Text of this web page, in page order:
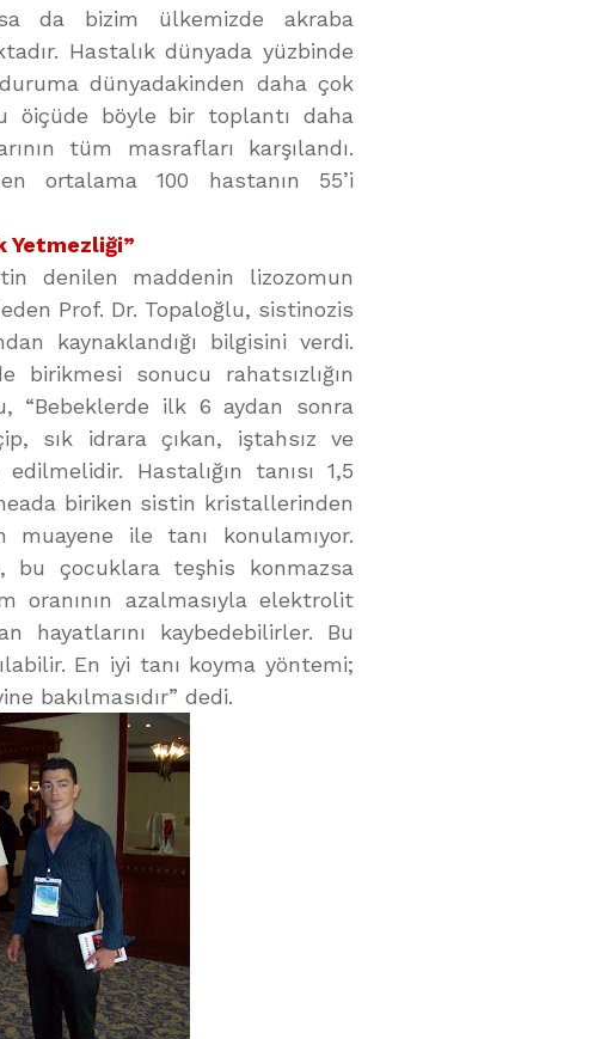
da bizim ülkemizde akraba
Hastalık dünyada yüzbinde
dünyadakinden daha çok
öiçüde böyle bir toplantı daha
tüm masrafları karşılandı.
ortalama 100 hastanın 55’i
Yetmezliği”
denilen maddenin lizozomun
Prof. Dr. Topaloğlu, sistinozis
kaynaklandığı bilgisini verdi.
sonucu rahatsızlığın
“Bebeklerde ilk 6 aydan sonra
sık idrara çıkan, iştahsız ve
Hastalığın tanısı 1,5
biriken sistin kristallerinden
ile tanı konulamıyor.
bu çocuklara teşhis konmazsa
oranının azalmasıyla elektrolit
hayatlarını kaybedebilirler. Bu
En iyi tanı koyma yöntemi;
bakılmasıdır” dedi.